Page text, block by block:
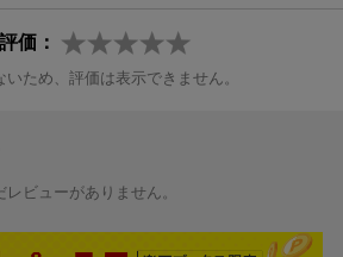
価：
ため、評価は表示できません。
レビューがありません。